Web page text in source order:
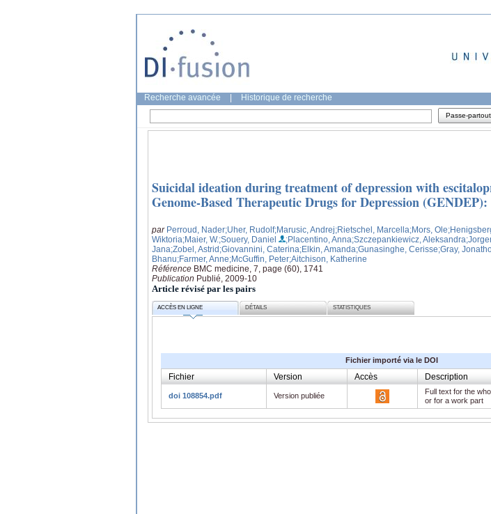
Recherche avancée Historique de recherche
Passe-partout
Suicidal ideation during treatment of depression with
Genome-Based Therapeutic Drugs for Depression
par Perroud, Nader;Uher, Rudolf;Marusic, Andrej;Rietschel, Marcella;Mors, Ole
Wiktoria;Maier, W.;Souery, Daniel ;Placentino, Anna;Szczepankiewicz, Aleksandra
Jana;Zobel, Astrid;Giovannini, Caterina;Elkin, Amanda;Gunasinghe, Cerisse;Gray,
Bhanu;Farmer, Anne;McGuffin, Peter;Aitchison, Katherine
Référence BMC medicine, 7, page (60), 1741
Publication Publié, 2009-10
Article révisé par les pairs
ACCÈS EN LIGNE DÉTAILS STATISTIQUES
Fichier importé via le DOI
Fichier Version Accès Description
doi 108854.pdf Version publiée
Full text for the
or for a work part